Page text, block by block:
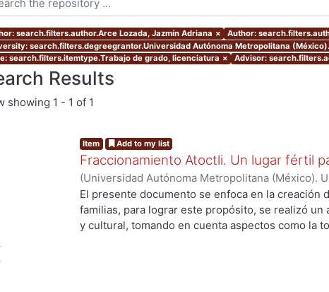
search.filters.author.Arce Lozada, Jazmín Adriana × Author:
search.filters.degreegrantor.Universidad Autónoma Metropolitana
search.filters.itemtype.Trabajo de grado, licenciatura × Advisor:
Results
showing 1 - 1 of 1
Item Add to my list
Fraccionamiento Atoctli. Un lugar fértil
(Universidad Autónoma Metropolitana (México).
de Servicios de Información.,2023-06-30)
Lozada, Jazmín Adriana; Chávez Jiménez, Marisol
El presente documento se enfoca en la creación
familias, para lograr este propósito, se realizó
y cultural, tomando en cuenta aspectos como la